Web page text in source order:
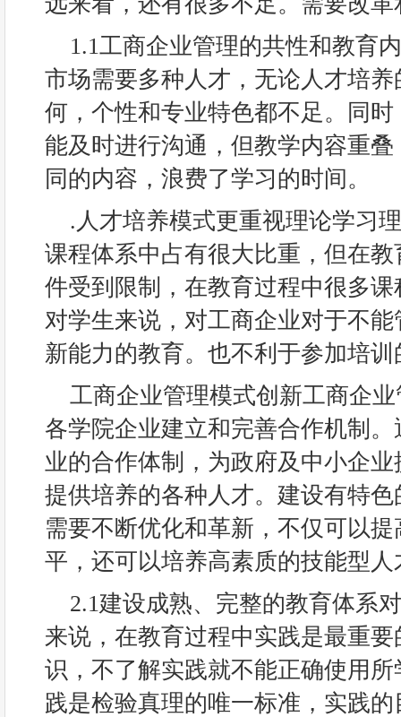
1.1工商企业管理的共性和教育
市场需要多种人才，无论人才培
何，个性和专业特色都不足。同
能及时进行沟通，但教学内容重
同的内容，浪费了学习的时间。
.人才培养模式更重视理论学习
课程体系中占有很大比重，但在
件受到限制，在教育过程中很多
对学生来说，对工商企业对于不
新能力的教育。也不利于参加培
工商企业管理模式创新工商企
各学院企业建立和完善合作机制
业的合作体制，为政府及中小企
提供培养的各种人才。建设有特
需要不断优化和革新，不仅可以
平，还可以培养高素质的技能型人
2.1建设成熟、完整的教育体系
来说，在教育过程中实践是最重
识，不了解实践就不能正确使用
践是检验真理的唯一标准，实践